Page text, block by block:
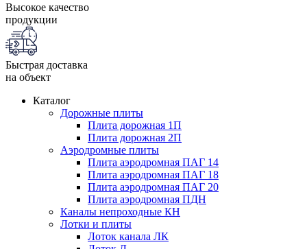
Высокое качество
продукции
Быстрая доставка
на объект
Каталог
Дорожные плиты
Плита дорожная 1П
Плита дорожная 2П
Аэродромные плиты
Плита аэродромная ПАГ 14
Плита аэродромная ПАГ 18
Плита аэродромная ПАГ 20
Плита аэродромная ПДН
Каналы непроходные КН
Лотки и плиты
Лоток канала ЛК